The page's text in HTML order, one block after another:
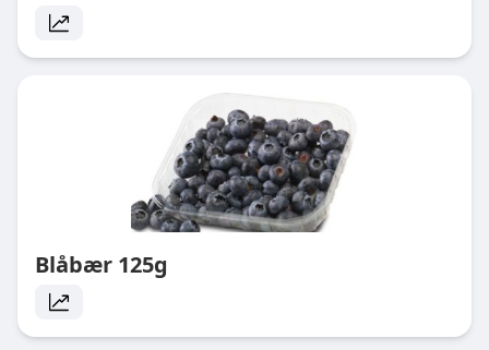
Blåbær 125g